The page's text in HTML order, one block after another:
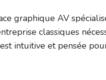
graphique AV
classiques
intuitive et pensée